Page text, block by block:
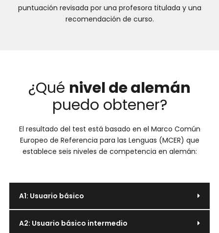
puntuación revisada por una profesora titulada y una
recomendación de curso.
¿Qué nivel de alemán
puedo obtener?
El resultado del test está basado en el Marco Común
Europeo de Referencia para las Lenguas (MCER) que
establece seis niveles de competencia en alemán:
A1: Usuario básico
A2: Usuario básico intermedio